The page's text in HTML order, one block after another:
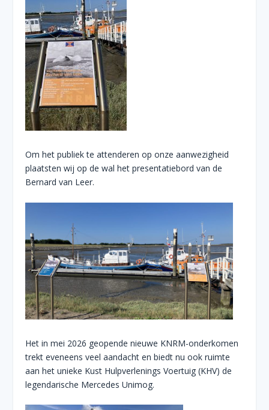
Om het publiek te attenderen op onze aanwezigheid
plaatsten wij op de wal het presentatiebord van de
Bernard van Leer.
Het in mei 2026 geopende nieuwe KNRM-onderkomen
trekt eveneens veel aandacht en biedt nu ook ruimte
aan het unieke Kust Hulpverlenings Voertuig (KHV) de
legendarische Mercedes Unimog.